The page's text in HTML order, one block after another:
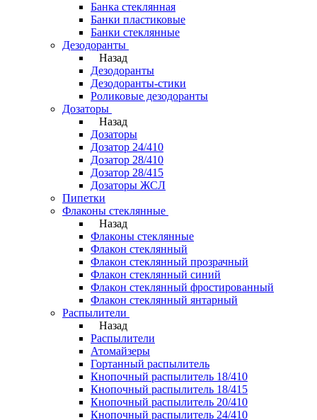
Банка стеклянная
Банки пластиковые
Банки стеклянные
Дезодоранты
Назад
Дезодоранты
Дезодоранты-стики
Роликовые дезодоранты
Дозаторы
Назад
Дозаторы
Дозатор 24/410
Дозатор 28/410
Дозатор 28/415
Дозаторы ЖСЛ
Пипетки
Флаконы стеклянные
Назад
Флаконы стеклянные
Флакон стеклянный
Флакон стеклянный прозрачный
Флакон стеклянный синий
Флакон стеклянный фростированный
Флакон стеклянный янтарный
Распылители
Назад
Распылители
Атомайзеры
Гортанный распылитель
Кнопочный распылитель 18/410
Кнопочный распылитель 18/415
Кнопочный распылитель 20/410
Кнопочный распылитель 24/410